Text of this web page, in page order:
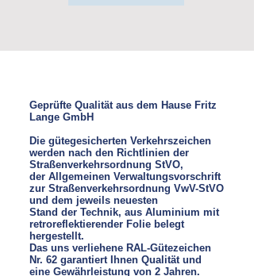
Geprüfte Qualität aus dem Hause Fritz
Lange GmbH
Die gütegesicherten Verkehrszeichen
werden nach den Richtlinien der
Straßenverkehrsordnung StVO,
der Allgemeinen Verwaltungsvorschrift
zur Straßenverkehrsordnung VwV-StVO
und dem jeweils neuesten
Stand der Technik, aus Aluminium mit
retroreflektierender Folie belegt
hergestellt.
Das uns verliehene RAL-Gütezeichen
Nr. 62 garantiert Ihnen Qualität und
eine Gewährleistung von 2 Jahren.